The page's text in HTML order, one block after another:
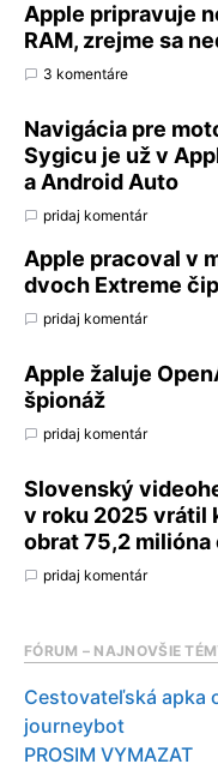
Apple pripravuje
RAM, zrejme sa
3 komentáre
Navigácia pre
Sygicu je už v
a Android Auto
pridaj komentár
Apple pracoval v
dvoch Extreme
pridaj komentár
Apple žaluje
špionáž
pridaj komentár
Slovenský
v roku 2025 vrátil
obrat 75,2 milióna
pridaj komentár
FÓRUM – NAJNOVŠIE
Cestovateľská apka
journeybot
PROSIM VYMAZAT